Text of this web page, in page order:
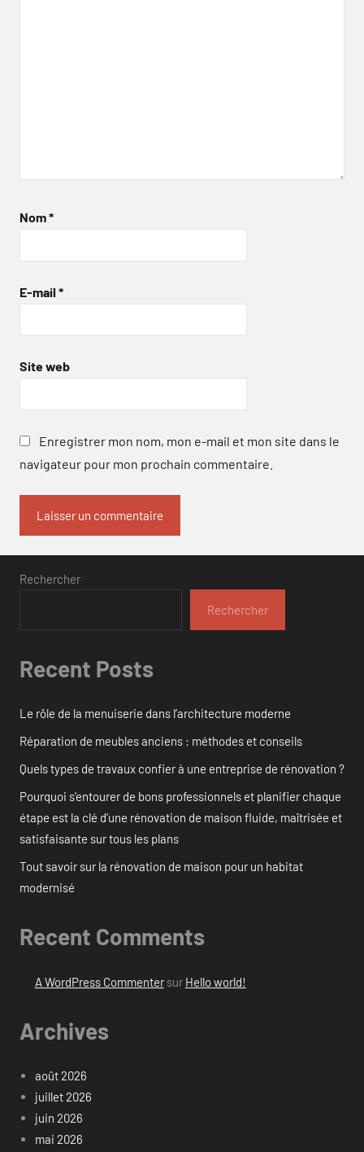
Nom*
E-mail *
Site web
Enregistrer mon nom, mon e-mail et mon site dans le
navigateur pour mon prochain commentaire.
Rechercher
Rechercher
Recent Posts
Le rôle de la menuiserie dans l’architecture moderne
Réparation de meubles anciens : méthodes et conseils
Quels types de travaux confier à une entreprise de rénovation ?
Pourquoi s’entourer de bons professionnels et planifier chaque
étape est la clé d’une rénovation de maison fluide, maîtrisée et
satisfaisante sur tous les plans
Tout savoir sur la rénovation de maison pour un habitat
modernisé
Recent Comments
A WordPress Commentersur Hello world!
Archives
août 2026
juillet 2026
juin 2026
mai 2026